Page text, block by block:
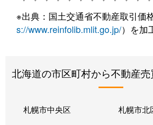
※出典：国土交通省不動産取引価
s://www.reinfolib.mlit.go.jp/）を加
北海道の市区町村から不動産
札幌市中央区 札幌市北